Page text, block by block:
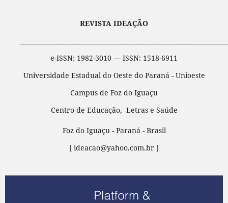
REVISTA IDEAÇÃO
e-ISSN: 1982-3010 — ISSN: 1518-6911
Universidade Estadual do Oeste do Paraná - Unioeste
Campus de Foz do Iguaçu
Centro de Educação, Letras e Saúde
Foz do Iguaçu - Paraná - Brasil
[ ideacao@yahoo.com.br ]